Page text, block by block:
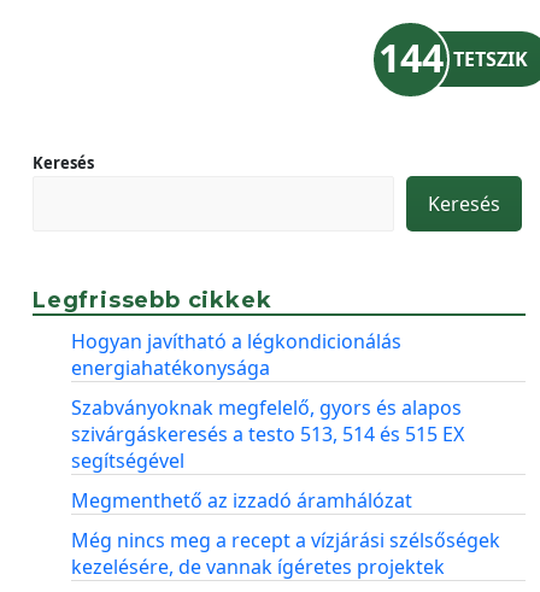
144 TETSZIK
Keresés
Keresés
Legfrissebb cikkek
Hogyan javítható a légkondicionálás
energiahatékonysága
Szabványoknak megfelelő, gyors és alapos
szivárgáskeresés a testo 513, 514 és 515 EX
segítségével
Megmenthető az izzadó áramhálózat
Még nincs meg a recept a vízjárási szélsőségek
kezelésére, de vannak ígéretes projektek